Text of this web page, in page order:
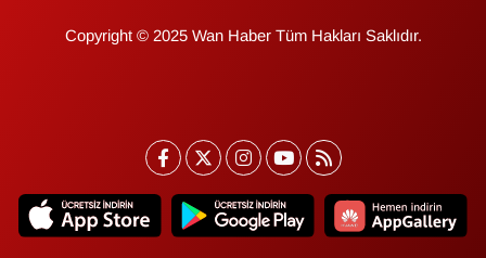
Copyright © 2025 Wan Haber Tüm Hakları Saklıdır.